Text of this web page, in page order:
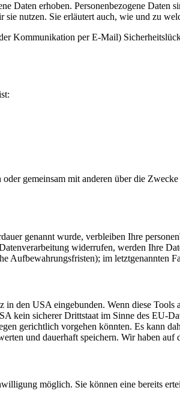
Daten erhoben. Personenbezogene
nutzen. Sie erläutert auch, wie und zu
Kommunikation per E-Mail)
gemeinsam mit anderen über die
genannt wurde, verbleiben Ihre
widerrufen, werden Ihre
Aufbewahrungsfristen); im letztgenannten
den USA eingebunden. Wenn diese
kein sicherer Drittstaat im Sinne des EU-
gerichtlich vorgehen könnten. Es kann
und dauerhaft speichern. Wir haben auf
möglich. Sie können eine bereits